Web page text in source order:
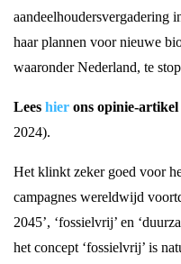
aandeelhoudersvergadering
haar plannen voor nieuwe
waaronder Nederland, te
Lees hier ons opinie-
2024).
Het klinkt zeker goed voor
campagnes wereldwijd
2045’, ‘fossielvrij’ en
het concept ‘fossielvrij’ is